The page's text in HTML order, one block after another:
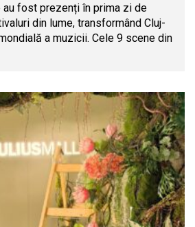
au fost prezenți în prima zi de
din lume, transformând Cluj-
a muzicii. Cele 9 scene din